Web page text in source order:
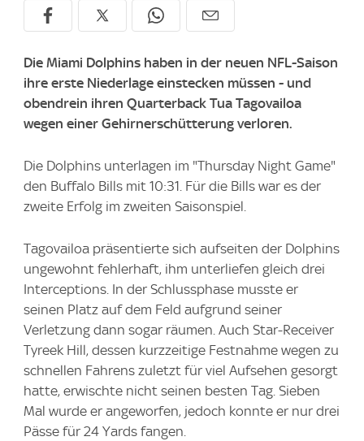
Die Miami Dolphins haben in der neuen NFL-Saison
ihre erste Niederlage einstecken müssen - und
obendrein ihren Quarterback Tua Tagovailoa
wegen einer Gehirnerschütterung verloren.
Die Dolphins unterlagen im "Thursday Night Game"
den Buffalo Bills mit 10:31. Für die Bills war es der
zweite Erfolg im zweiten Saisonspiel.
Tagovailoa präsentierte sich aufseiten der Dolphins
ungewohnt fehlerhaft, ihm unterliefen gleich drei
Interceptions. In der Schlussphase musste er
seinen Platz auf dem Feld aufgrund seiner
Verletzung dann sogar räumen. Auch Star-Receiver
Tyreek Hill, dessen kurzzeitige Festnahme wegen zu
schnellen Fahrens zuletzt für viel Aufsehen gesorgt
hatte, erwischte nicht seinen besten Tag. Sieben
Mal wurde er angeworfen, jedoch konnte er nur drei
Pässe für 24 Yards fangen.